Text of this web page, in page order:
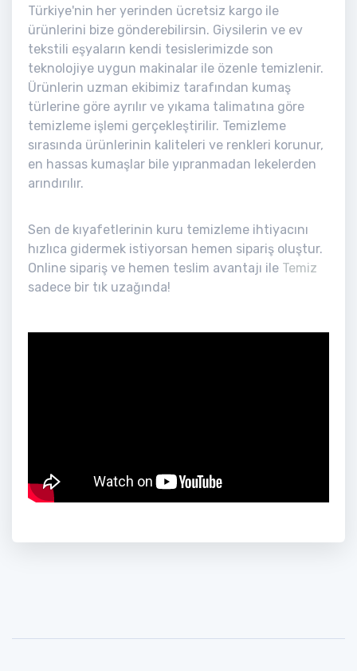
Türkiye'nin her yerinden ücretsiz kargo ile
ürünlerini bize gönderebilirsin. Giysilerin ve ev
tekstili eşyaların kendi tesislerimizde son
teknolojiye uygun makinalar ile özenle temizlenir.
Ürünlerin uzman ekibimiz tarafından kumaş
türlerine göre ayrılır ve yıkama talimatına göre
temizleme işlemi gerçekleştirilir. Temizleme
sırasında ürünlerinin kaliteleri ve renkleri korunur,
en hassas kumaşlar bile yıpranmadan lekelerden
arındırılır.
Sen de kıyafetlerinin kuru temizleme ihtiyacını
hızlıca gidermek istiyorsan hemen sipariş oluştur.
Online sipariş ve hemen teslim avantajı ile Temiz
sadece bir tık uzağında!